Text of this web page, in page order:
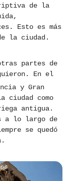
de la
Esto es más
la ciudad.
partes de
En el
y Gran
ciudad como
antigua.
a lo largo de
se quedó